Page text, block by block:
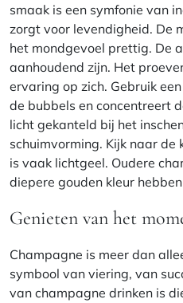
smaak is een symfonie van
zorgt voor levendigheid. De
het mondgevoel prettig. De
aanhoudend zijn. Het
ervaring op zich. Gebruik
de bubbels en concentreert
licht gekanteld bij het
schuimvorming. Kijk naar de
is vaak lichtgeel. Oudere
diepere gouden kleur
Genieten van het
Champagne is meer dan
symbool van viering, van
van champagne drinken is